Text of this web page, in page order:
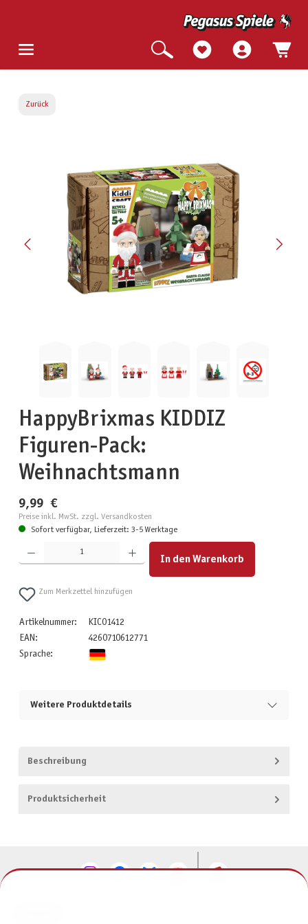
Zurück
HappyBrixmas KIDDIZ
Figuren-Pack:
Weihnachtsmann
9,99 €
Preise inkl. MwSt. zzgl. Versandkosten
Sofort verfügbar, Lieferzeit: 3-5 Werktage
Produkt Anzahl: Gib den gewünschten Wert ein oder benutze die Schaltflächen um die Anzahl zu
In den Warenkorb
Zum Merkzettel hinzufügen
Artikelnummer:
KIC01412
EAN:
4260710612771
Sprache:
Weitere Produktdetails
Beschreibung
Produktsicherheit